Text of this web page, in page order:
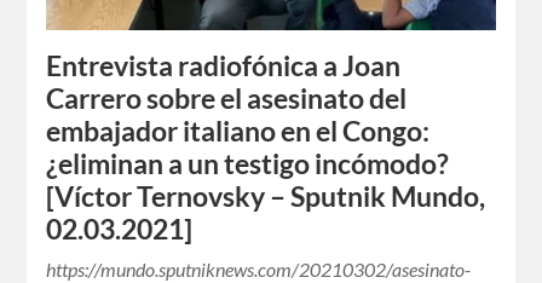
Entrevista radiofónica a Joan
Carrero sobre el asesinato del
embajador italiano en el Congo:
¿eliminan a un testigo incómodo?
[Víctor Ternovsky – Sputnik Mundo,
02.03.2021]
https://mundo.sputniknews.com/20210302/asesinato-